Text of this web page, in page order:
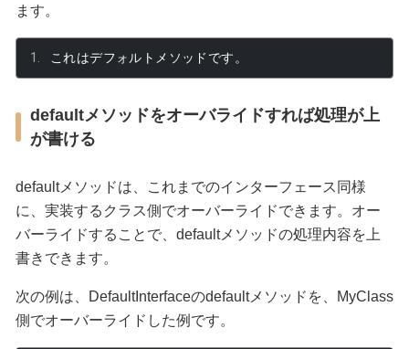
ます。
これはデフォルトメソッドです。
defaultメソッドをオーバライドすれば処理が上
が書ける
defaultメソッドは、これまでのインターフェース同様
に、実装するクラス側でオーバーライドできます。オー
バーライドすることで、defaultメソッドの処理内容を上
書きできます。
次の例は、DefaultInterfaceのdefaultメソッドを、MyClass
側でオーバーライドした例です。